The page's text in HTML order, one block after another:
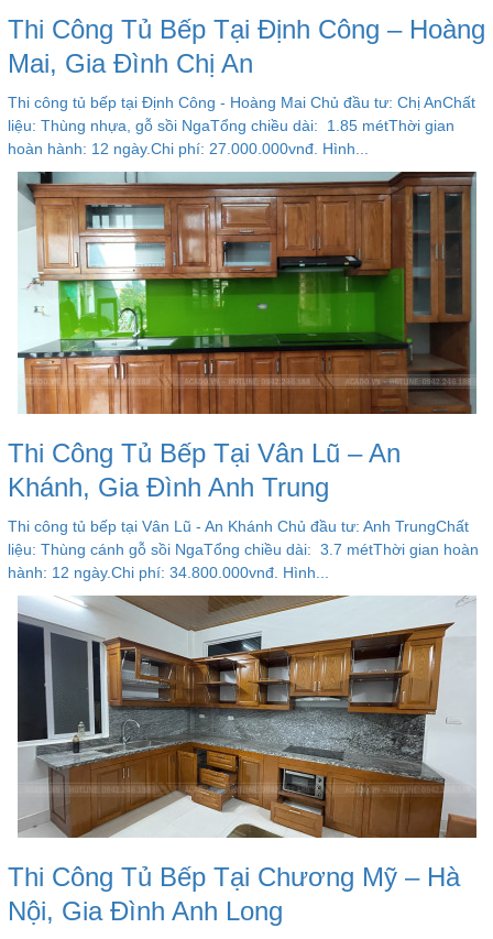
Thi Công Tủ Bếp Tại Định Công – Hoàng
Mai, Gia Đình Chị An
Thi công tủ bếp tại Định Công - Hoàng Mai Chủ đầu tư: Chị AnChất
liệu: Thùng nhựa, gỗ sồi NgaTổng chiều dài: 1.85 métThời gian
hoàn hành: 12 ngày.Chi phí: 27.000.000vnđ. Hình...
Thi Công Tủ Bếp Tại Vân Lũ – An
Khánh, Gia Đình Anh Trung
Thi công tủ bếp tại Vân Lũ - An Khánh Chủ đầu tư: Anh TrungChất
liệu: Thùng cánh gỗ sồi NgaTổng chiều dài: 3.7 métThời gian hoàn
hành: 12 ngày.Chi phí: 34.800.000vnđ. Hình...
Thi Công Tủ Bếp Tại Chương Mỹ – Hà
Nội, Gia Đình Anh Long